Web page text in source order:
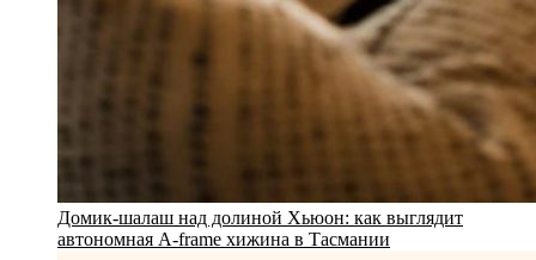
Домик-шалаш над долиной Хьюон: как выглядит
автономная A-frame хижина в Тасмании